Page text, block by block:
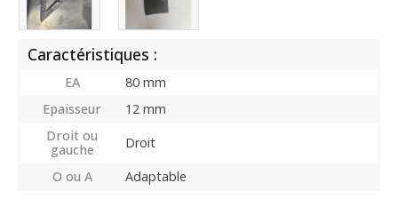
Caractéristiques :
EA
80 mm
Epaisseur
12 mm
Droit ou
gauche
Droit
O ou A
Adaptable